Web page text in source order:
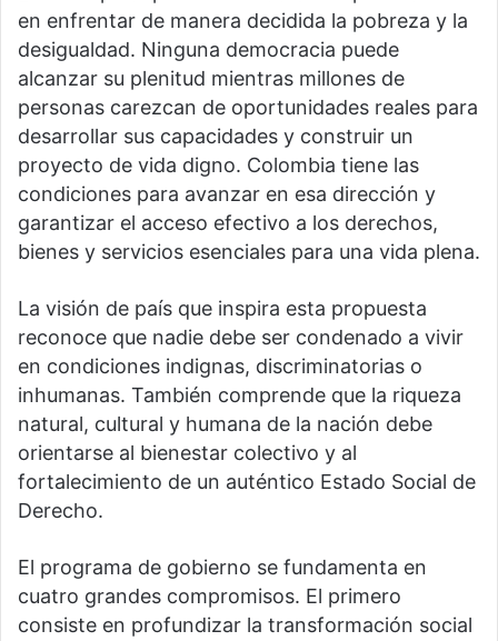
en enfrentar de manera decidida la pobreza y la
desigualdad. Ninguna democracia puede
alcanzar su plenitud mientras millones de
personas carezcan de oportunidades reales para
desarrollar sus capacidades y construir un
proyecto de vida digno. Colombia tiene las
condiciones para avanzar en esa dirección y
garantizar el acceso efectivo a los derechos,
bienes y servicios esenciales para una vida plena.
La visión de país que inspira esta propuesta
reconoce que nadie debe ser condenado a vivir
en condiciones indignas, discriminatorias o
inhumanas. También comprende que la riqueza
natural, cultural y humana de la nación debe
orientarse al bienestar colectivo y al
fortalecimiento de un auténtico Estado Social de
Derecho.
El programa de gobierno se fundamenta en
cuatro grandes compromisos. El primero
consiste en profundizar la transformación social